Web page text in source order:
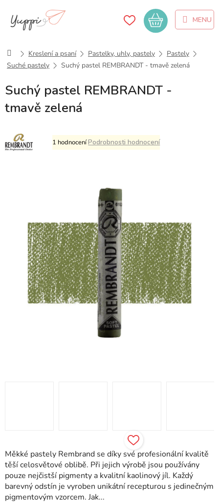
obsah
Nákupní
košík
DomůKreslení a psaní Pastelky, uhly, pastely
Pastely
Suché pastely
Suchý pastel REMBRANDT - tmavě zelená
Suchý pastel REMBRANDT -
tmavě zelená
Průměrné
hodnocení
1 hodnoceníPodrobnosti hodnocení
Měkké pastely Rembrand se díky své profesionální kvalitě
těší celosvětové oblibě. Při jejich výrobě jsou používány
pouze nejčistší pigmenty a kvalitní kaolinový jíl. Každý
barevný odstín je vyroben unikátní recepturou s jedinečným
pigmentovým vzorcem. Jak...